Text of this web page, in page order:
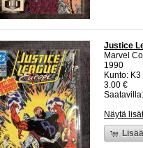
Justice
Marvel
1990
Kunto:
3.00 €
Näytä